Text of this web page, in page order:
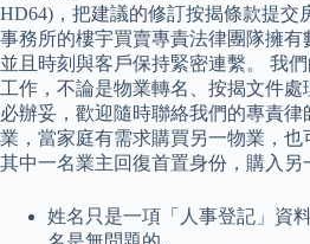
HD64)，把建議的修訂按揭條款提交
事務所的樓宇買賣專責法律團隊擁有
並且時刻與客戶保持緊密連繫。 我
工作，不論是物業轉名、按揭文件
必辦妥，歡迎隨時聯絡我們的專責律
業，當家庭有需求購買另一物業，
其中一名業主回復首置身份，購入另
姓名只是一項「人事登記」資